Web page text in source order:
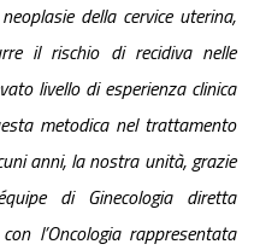
della cervice uterina,
il rischio di recidiva nelle
livello di esperienza clinica
metodica nel trattamento
anni, la nostra unità, grazie
di Ginecologia diretta
l’Oncologia rappresentata